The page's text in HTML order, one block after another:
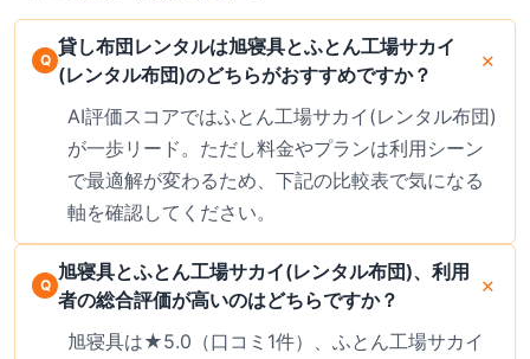
貸し布団レンタルは旭寝具とふとん工場サカイ
(レンタル布団)のどちらがおすすめですか？
AI評価スコアではふとん工場サカイ(レンタル布団)
が一歩リード。ただし料金やプランは利用シーン
で最適解が変わるため、下記の比較表で気になる
軸を確認してください。
旭寝具とふとん工場サカイ(レンタル布団)、利用
者の総合評価が高いのはどちらですか？
旭寝具は★5.0（口コミ1件）、ふとん工場サカイ